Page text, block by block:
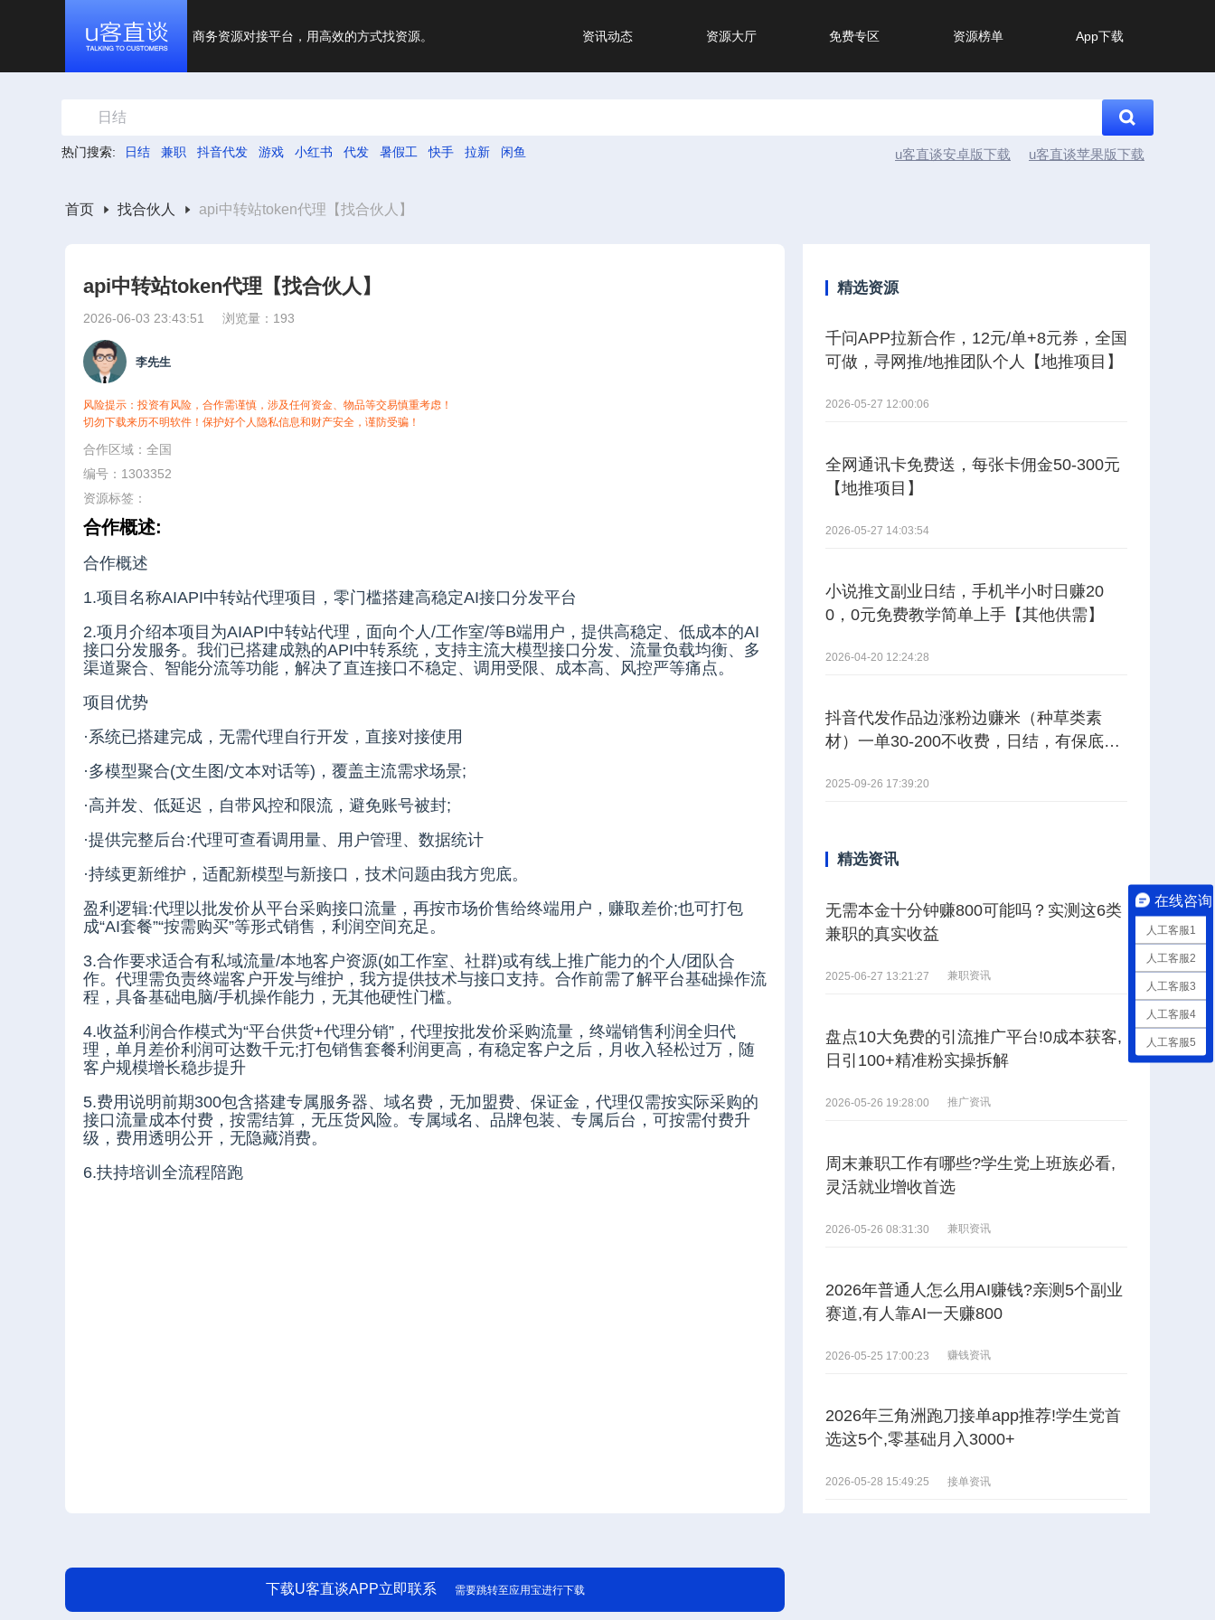
商务资源对接平台，用高效的方式找资源。 资讯动态 资源大厅 免费专区 资源榜单 App下载
日结
热门搜索: 日结 兼职 抖音代发 游戏 小红书 代发 暑假工 快手 拉新 闲鱼 u客直谈安卓版下载 u客直谈苹果版下载
首页 找合伙人 api中转站token代理【找合伙人】
api中转站token代理【找合伙人】
2026-06-03 23:43:51 浏览量：193
李先生
风险提示：投资有风险，合作需谨慎，涉及任何资金、物品等交易慎重考虑！
切勿下载来历不明软件！保护好个人隐私信息和财产安全，谨防受骗！
合作区域：全国
编号：1303352
资源标签：
合作概述:
合作概述
1.项目名称AIAPI中转站代理项目，零门槛搭建高稳定AI接口分发平台
2.项月介绍本项目为AIAPI中转站代理，面向个人/工作室/等B端用户，提供高稳定、低成本的AI
接口分发服务。我们已搭建成熟的API中转系统，支持主流大模型接口分发、流量负载均衡、多
渠道聚合、智能分流等功能，解决了直连接口不稳定、调用受限、成本高、风控严等痛点。
项目优势
·系统已搭建完成，无需代理自行开发，直接对接使用
·多模型聚合(文生图/文本对话等)，覆盖主流需求场景;
·高并发、低延迟，自带风控和限流，避免账号被封;
·提供完整后台:代理可查看调用量、用户管理、数据统计
·持续更新维护，适配新模型与新接口，技术问题由我方兜底。
盈利逻辑:代理以批发价从平台采购接口流量，再按市场价售给终端用户，赚取差价;也可打包
成“AI套餐”“按需购买”等形式销售，利润空间充足。
3.合作要求适合有私域流量/本地客户资源(如工作室、社群)或有线上推广能力的个人/团队合
作。代理需负责终端客户开发与维护，我方提供技术与接口支持。合作前需了解平台基础操作流
程，具备基础电脑/手机操作能力，无其他硬性门槛。
4.收益利润合作模式为“平台供货+代理分销”，代理按批发价采购流量，终端销售利润全归代
理，单月差价利润可达数千元;打包销售套餐利润更高，有稳定客户之后，月收入轻松过万，随
客户规模增长稳步提升
5.费用说明前期300包含搭建专属服务器、域名费，无加盟费、保证金，代理仅需按实际采购的
接口流量成本付费，按需结算，无压货风险。专属域名、品牌包装、专属后台，可按需付费升
级，费用透明公开，无隐藏消费。
6.扶持培训全流程陪跑
精选资源
千问APP拉新合作，12元/单+8元券，全国
可做，寻网推/地推团队个人【地推项目】
2026-05-27 12:00:06
全网通讯卡免费送，每张卡佣金50-300元
【地推项目】
2026-05-27 14:03:54
小说推文副业日结，手机半小时日赚20
0，0元免费教学简单上手【其他供需】
2026-04-20 12:24:28
抖音代发作品边涨粉边赚米（种草类素
材）一单30-200不收费，日结，有保底。
2025-09-26 17:39:20
精选资讯
无需本金十分钟赚800可能吗？实测这6类
兼职的真实收益
2025-06-27 13:21:27 兼职资讯
盘点10大免费的引流推广平台!0成本获客,
日引100+精准粉实操拆解
2026-05-26 19:28:00 推广资讯
周末兼职工作有哪些?学生党上班族必看,
灵活就业增收首选
2026-05-26 08:31:30 兼职资讯
2026年普通人怎么用AI赚钱?亲测5个副业
赛道,有人靠AI一天赚800
2026-05-25 17:00:23 赚钱资讯
2026年三角洲跑刀接单app推荐!学生党首
选这5个,零基础月入3000+
2026-05-28 15:49:25 接单资讯
下载U客直谈APP立即联系 需要跳转至应用宝进行下载
在线咨询
人工客服1
人工客服2
人工客服3
人工客服4
人工客服5